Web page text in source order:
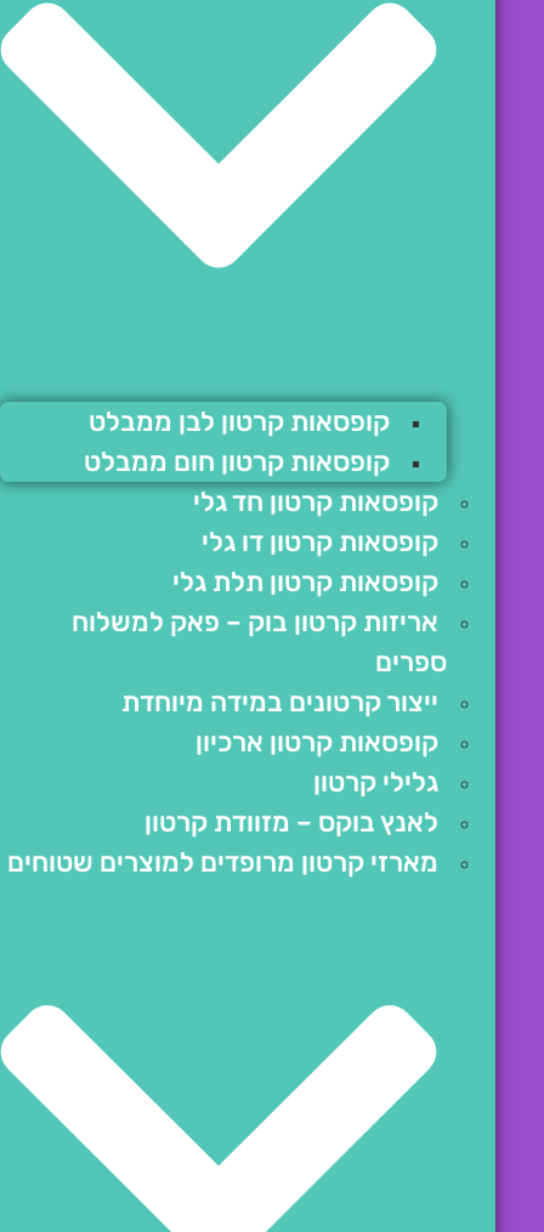
קופסאות קרטון לבן ממבלט
קופסאות קרטון חום ממבלט
קופסאות קרטון חד גלי
קופסאות קרטון דו גלי
קופסאות קרטון תלת גלי
אריזות קרטון בוק – פאק למשלוח
ספרים
ייצור קרטונים במידה מיוחדת
קופסאות קרטון ארכיון
גלילי קרטון
לאנץ בוקס – מזוודת קרטון
מארזי קרטון מרופדים למוצרים שטוחים